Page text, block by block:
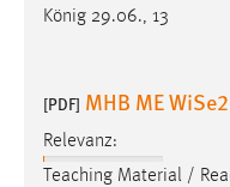
König 29.06., 13
[PDF] MHB ME
Relevanz:
Teaching Material /